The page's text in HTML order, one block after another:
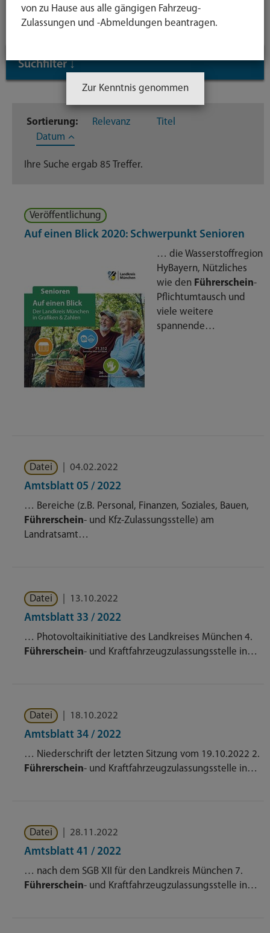
Taste
Suchfilter↓
Dateien
Nachrichten
26
1
Sortierung: Relevanz
Titel
Datum
Ihre Suche ergab 85 Treffer.
Veröffentlichung
Auf einen Blick 2020: Schwerpunkt Senioren
… die Wasserstoffregion
HyBayern, Nützliches
wie den Führerschein-
Pflichtumtausch und
viele weitere
spannende…
Datei 04.02.2022
Amtsblatt 05 / 2022
… Bereiche (z.B. Personal, Finanzen, Soziales, Bauen,
Führerschein- und Kfz-Zulassungsstelle) am
Landratsamt…
Datei 13.10.2022
Amtsblatt 33 / 2022
… Photovoltaikinitiative des Landkreises München 4.
Führerschein- und Kraftfahrzeugzulassungsstelle in…
Datei 18.10.2022
Amtsblatt 34 / 2022
… Niederschrift der letzten Sitzung vom 19.10.2022 2.
Führerschein- und Kraftfahrzeugzulassungsstelle in…
Datei 28.11.2022
Amtsblatt 41 / 2022
… nach dem SGB XII für den Landkreis München 7.
Führerschein- und Kraftfahrzeugzulassungsstelle in…
von zu Hause aus alle gängigen Fahrzeug-
Zulassungen und -Abmeldungen beantragen.
Zur Kenntnis genommen